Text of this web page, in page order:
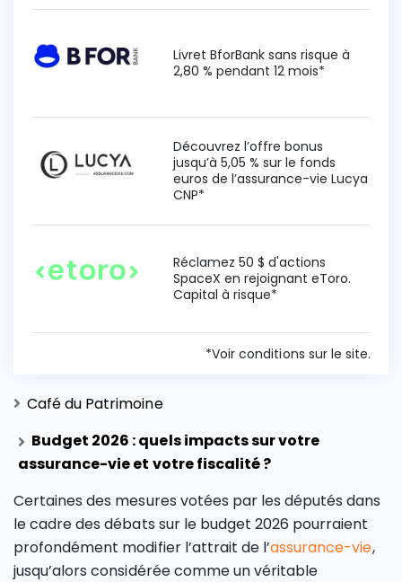
Livret BforBank sans risque à
2,80 % pendant 12 mois*
Découvrez l’offre bonus
jusqu’à 5,05 % sur le fonds
euros de l’assurance-vie Lucya
CNP*
Réclamez 50 $ d'actions
SpaceX en rejoignant eToro.
Capital à risque*
*Voir conditions sur le site.
Café du Patrimoine
Budget 2026 : quels impacts sur votre
assurance-vie et votre fiscalité ?
Certaines des mesures votées par les députés dans
le cadre des débats sur le budget 2026 pourraient
profondément modifier l’attrait de l’assurance-vie,
jusqu’alors considérée comme un véritable